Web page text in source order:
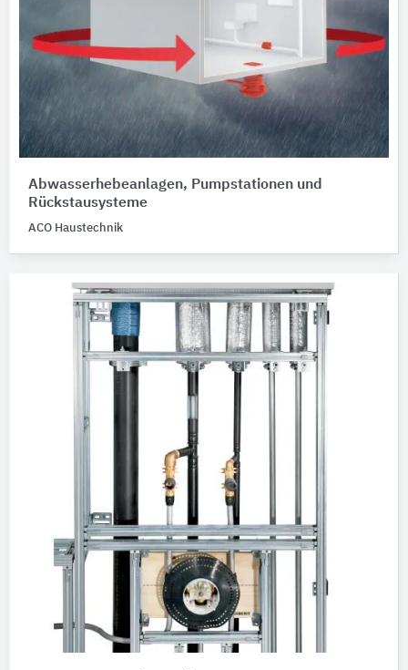
Abwasserhebeanlagen, Pumpstationen und
Rückstausysteme
ACO Haustechnik